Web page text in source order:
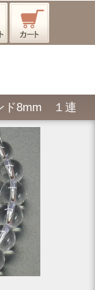
ド8mm １連